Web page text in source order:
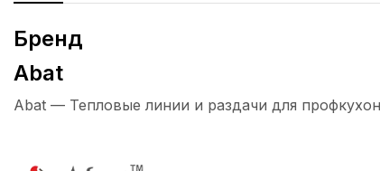
Бренд
Abat
Abat — Тепловые линии и раздачи для